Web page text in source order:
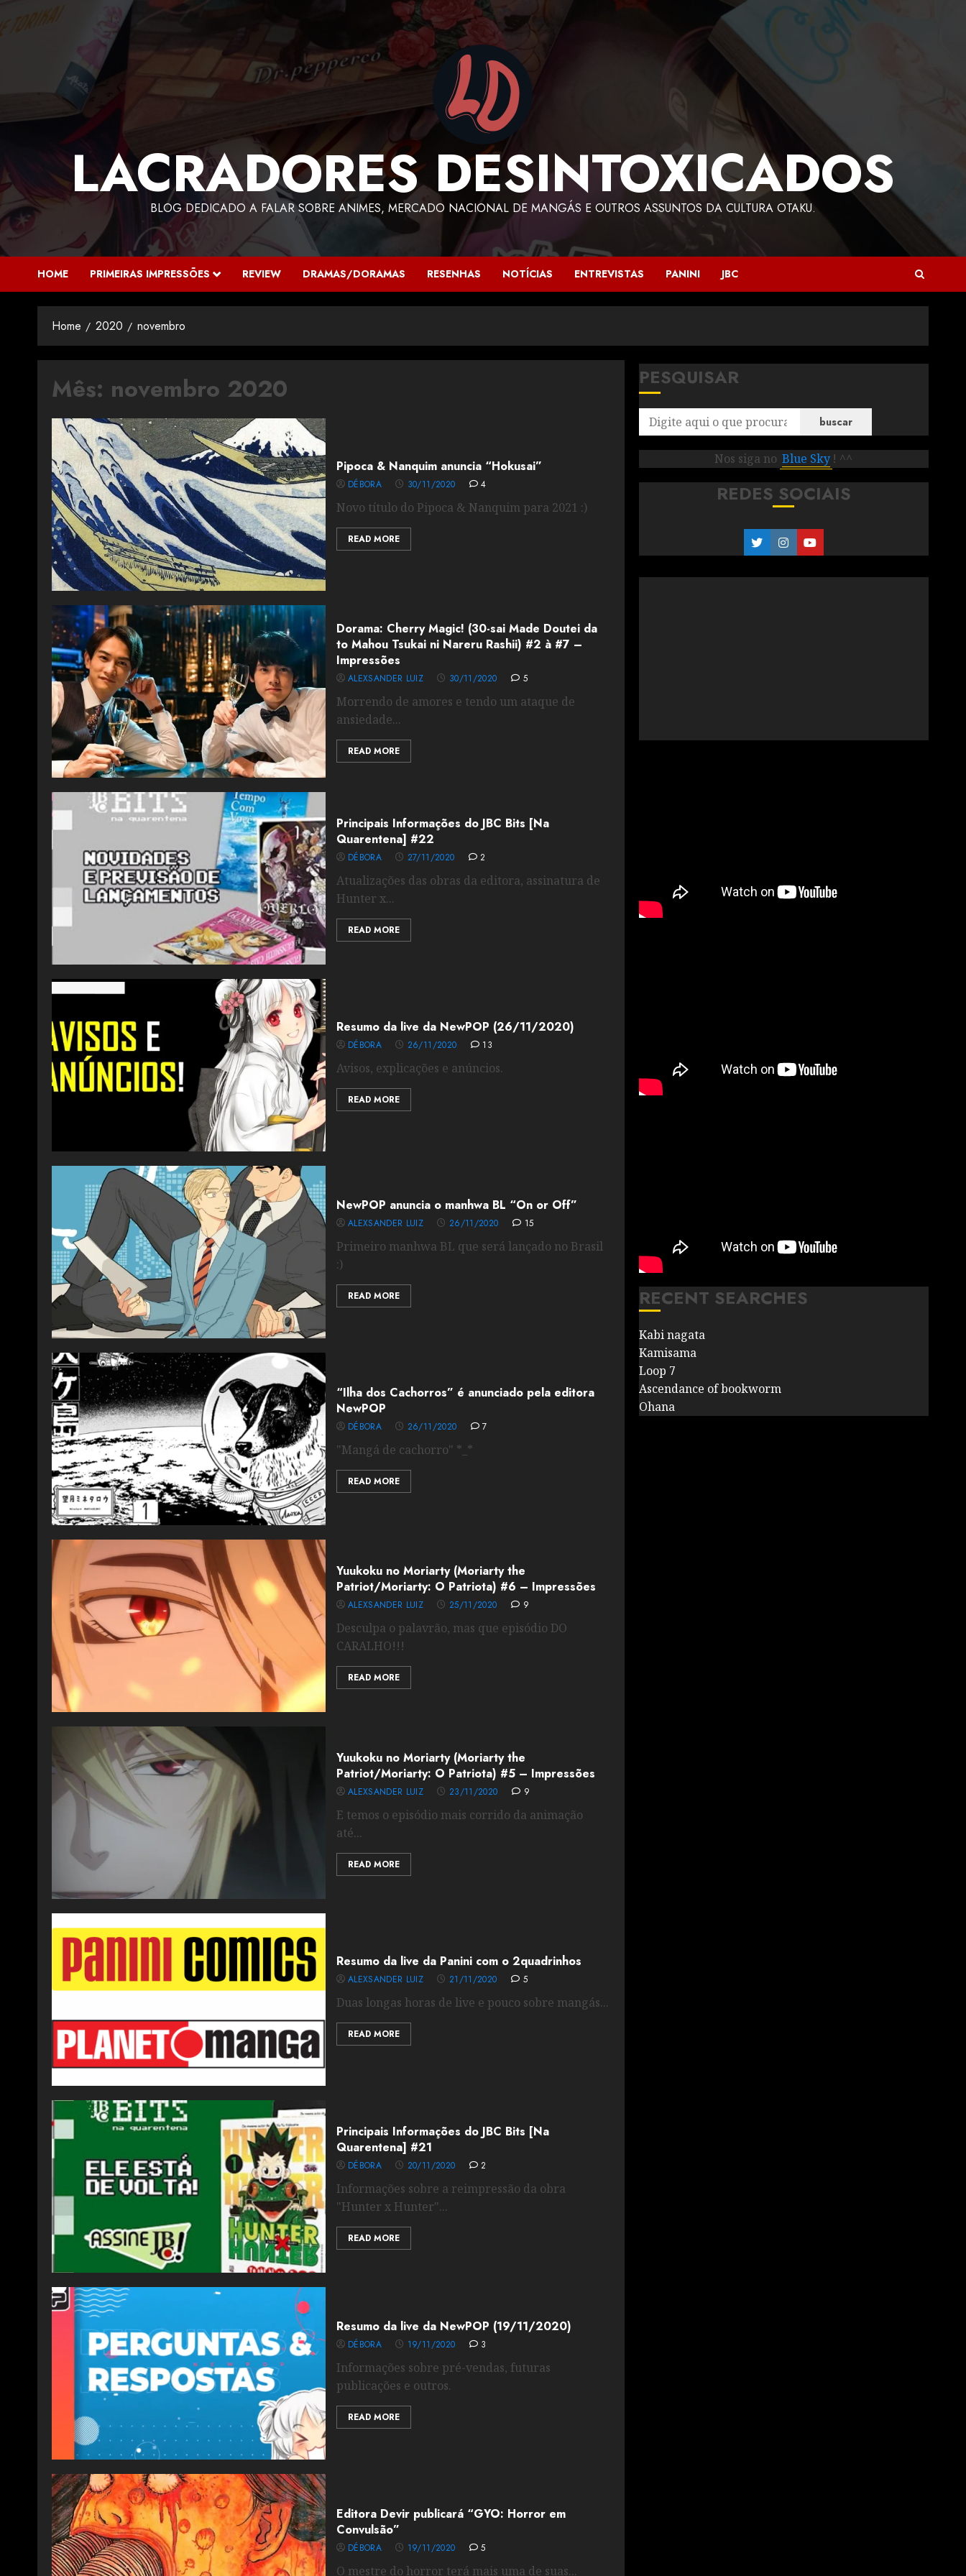
LACRADORES DESINTOXICADOS
BLOG DEDICADO A FALAR SOBRE ANIMES, MERCADO NACIONAL DE MANGÁS E OUTROS ASSUNTOS DA CULTURA OTAKU.
HOME PRIMEIRAS IMPRESSÕES REVIEW DRAMAS/DORAMAS RESENHAS NOTÍCIAS ENTREVISTAS PANINI JBC
Home 2020 novembro
Mês: novembro 2020
Pipoca & Nanquim anuncia “Hokusai”
DÉBORA 30/11/2020 4
Novo título do Pipoca & Nanquim para 2021 :)
READ MORE
Dorama: Cherry Magic! (30-sai Made Doutei da
to Mahou Tsukai ni Nareru Rashii) #2 à #7 –
Impressões
ALEXSANDER LUIZ 30/11/2020 5
Morrendo de amores e tendo um ataque de
ansiedade...
READ MORE
Principais Informações do JBC Bits [Na
Quarentena] #22
DÉBORA 27/11/2020 2
Atualizações das obras da editora, assinatura de
Hunter x...
READ MORE
Resumo da live da NewPOP (26/11/2020)
DÉBORA 26/11/2020 13
Avisos, explicações e anúncios.
READ MORE
NewPOP anuncia o manhwa BL “On or Off”
ALEXSANDER LUIZ 26/11/2020 15
Primeiro manhwa BL que será lançado no Brasil
:)
READ MORE
“Ilha dos Cachorros” é anunciado pela editora
NewPOP
DÉBORA 26/11/2020 7
"Mangá de cachorro" *_*
READ MORE
Yuukoku no Moriarty (Moriarty the
Patriot/Moriarty: O Patriota) #6 – Impressões
ALEXSANDER LUIZ 25/11/2020 9
Desculpa o palavrão, mas que episódio DO
CARALHO!!!
READ MORE
Yuukoku no Moriarty (Moriarty the
Patriot/Moriarty: O Patriota) #5 – Impressões
ALEXSANDER LUIZ 23/11/2020 9
E temos o episódio mais corrido da animação
até...
READ MORE
Resumo da live da Panini com o 2quadrinhos
ALEXSANDER LUIZ 21/11/2020 5
Duas longas horas de live e pouco sobre mangás...
READ MORE
Principais Informações do JBC Bits [Na
Quarentena] #21
DÉBORA 20/11/2020 2
Informações sobre a reimpressão da obra
"Hunter x Hunter"...
READ MORE
Resumo da live da NewPOP (19/11/2020)
DÉBORA 19/11/2020 3
Informações sobre pré-vendas, futuras
publicações e outros.
READ MORE
Editora Devir publicará “GYO: Horror em
Convulsão”
DÉBORA 19/11/2020 5
O mestre do horror terá mais uma de suas...
PESQUISAR
buscar
Nos siga no Blue Sky ! ^^
REDES SOCIAIS
RECENT SEARCHES
Kabi nagata
Kamisama
Loop 7
Ascendance of bookworm
Ohana